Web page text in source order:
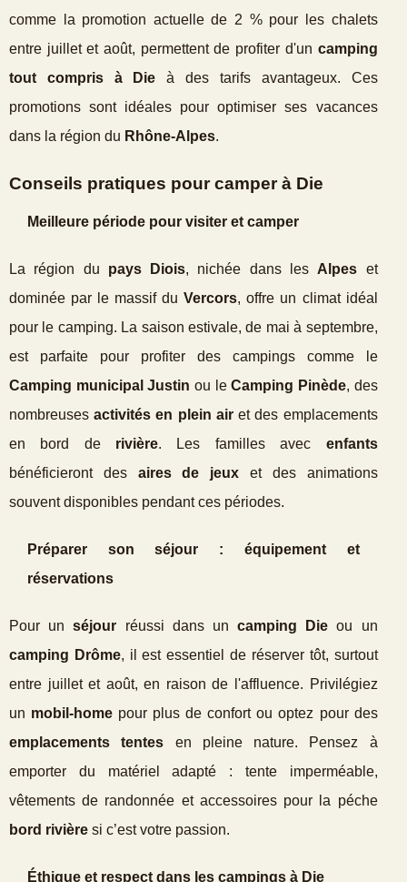
comme la promotion actuelle de 2 % pour les chalets
entre juillet et août, permettent de profiter d'un camping
tout compris à Die à des tarifs avantageux. Ces
promotions sont idéales pour optimiser ses vacances
dans la région du Rhône-Alpes.
Conseils pratiques pour camper à Die
Meilleure période pour visiter et camper
La région du pays Diois, nichée dans les Alpes et
dominée par le massif duVercors, offre un climat idéal
pour le camping. La saison estivale, de mai à septembre,
est parfaite pour profiter des campings comme le
Camping municipal Justin ou leCamping Pinède, des
nombreusesactivités en plein airet des emplacements
en bord de rivière. Les familles avec enfants
bénéficieront des aires de jeux et des animations
souvent disponibles pendant ces périodes.
Préparer son séjour : équipement et
réservations
Pour unséjour réussi dans uncamping Die ou un
camping Drôme, il est essentiel de réserver tôt, surtout
entre juillet et août, en raison de l'affluence. Privilégiez
un mobil-home pour plus de confort ou optez pour des
emplacements tentes en pleine nature. Pensez à
emporter du matériel adapté : tente imperméable,
vêtements de randonnée et accessoires pour la péche
bord rivière si c’est votre passion.
Éthique et respect dans les campings à Die